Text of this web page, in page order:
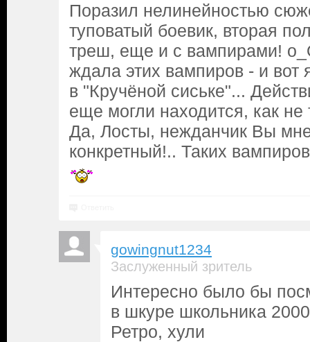
Поразил нелинейностью
туповатый боевик, вторая
треш, еще и с вампирами!
ждала этих вампиров - и вот
в "Кручёной сиське"...
еще могли находится, как не
Да, Лосты, нежданчик Вы
конкретный!.. Таких
gowingnut1234
Заслуженный зритель
Интересно было бы
в шкуре школьника
Ретро, хули